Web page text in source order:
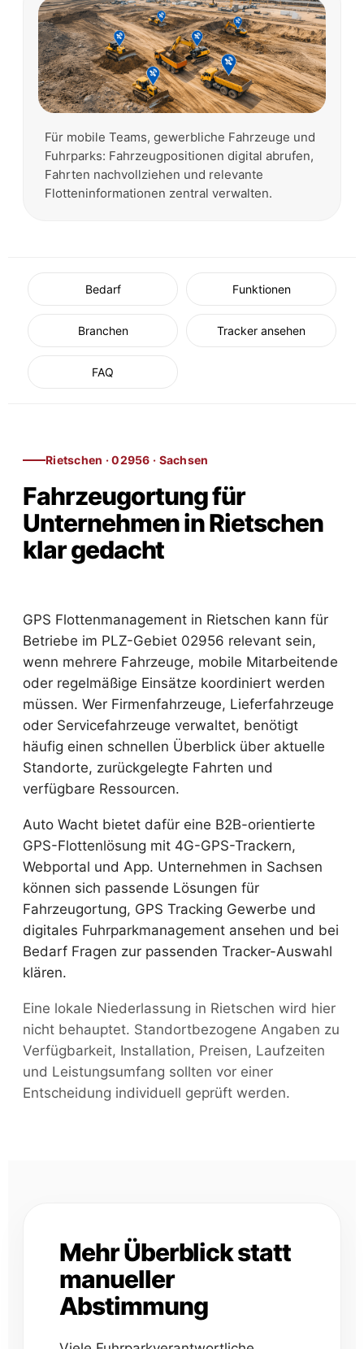
Für mobile Teams, gewerbliche Fahrzeuge und
Fuhrparks: Fahrzeugpositionen digital abrufen,
Fahrten nachvollziehen und relevante
Flotteninformationen zentral verwalten.
Bedarf Funktionen
Branchen Tracker ansehen
FAQ
Rietschen · 02956 · Sachsen
Fahrzeugortung für
Unternehmen in Rietschen
klar gedacht
GPS Flottenmanagement in Rietschen kann für
Betriebe im PLZ-Gebiet 02956 relevant sein,
wenn mehrere Fahrzeuge, mobile Mitarbeitende
oder regelmäßige Einsätze koordiniert werden
müssen. Wer Firmenfahrzeuge, Lieferfahrzeuge
oder Servicefahrzeuge verwaltet, benötigt
häufig einen schnellen Überblick über aktuelle
Standorte, zurückgelegte Fahrten und
verfügbare Ressourcen.
Auto Wacht bietet dafür eine B2B-orientierte
GPS-Flottenlösung mit 4G-GPS-Trackern,
Webportal und App. Unternehmen in Sachsen
können sich passende Lösungen für
Fahrzeugortung, GPS Tracking Gewerbe und
digitales Fuhrparkmanagement ansehen und bei
Bedarf Fragen zur passenden Tracker-Auswahl
klären.
Eine lokale Niederlassung in Rietschen wird hier
nicht behauptet. Standortbezogene Angaben zu
Verfügbarkeit, Installation, Preisen, Laufzeiten
und Leistungsumfang sollten vor einer
Entscheidung individuell geprüft werden.
Mehr Überblick statt
manueller
Abstimmung